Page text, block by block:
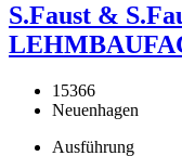
S.Faust &
15366
Neuenhagen
Ausführung